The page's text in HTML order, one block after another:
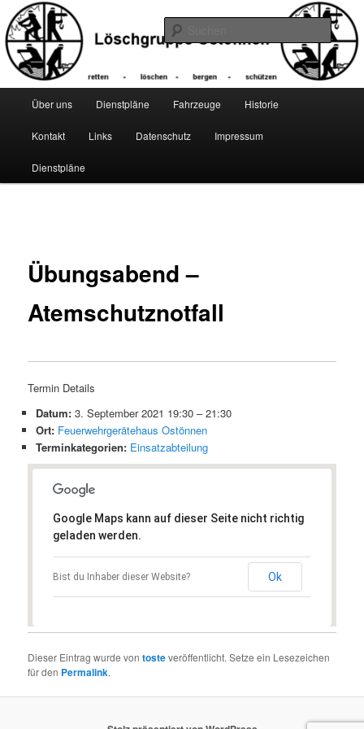
Zum
primären
Inhalt
springen
HauptmenüÜber uns Dienstpläne Fahrzeuge Historie
Kontakt Links Datenschutz Impressum
Dienstpläne
Übungsabend –
Atemschutznotfall
Termin Details
Datum: 3. September 2021 19:30 –21:30
Ort: Feuerwehrgerätehaus Ostönnen
Terminkategorien: Einsatzabteilung
Google Maps kann auf dieser Seite nicht richtig
geladen werden.
Bist du Inhaber dieser Website? Ok
Dieser Eintrag wurde vontosteveröffentlicht. Setze ein Lesezeichen
für den Permalink.